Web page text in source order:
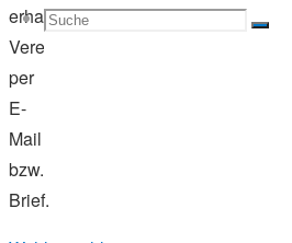
Suche
Suchen
Suche
erhalten
Vereinsmitglieder
per
E-
Mail
bzw.
Brief.